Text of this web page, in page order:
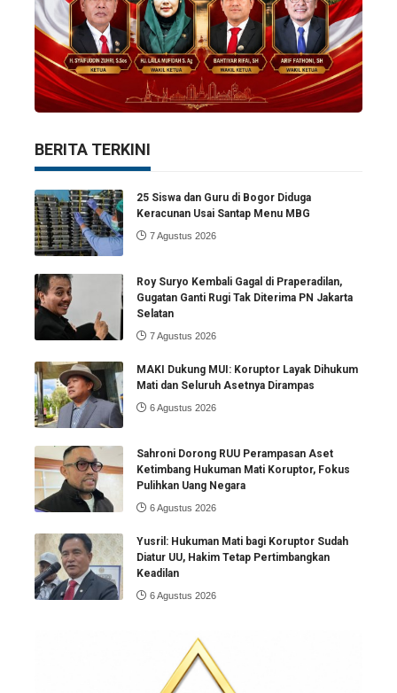
BERITA TERKINI
25 Siswa dan Guru di Bogor Diduga
Keracunan Usai Santap Menu MBG
7 Agustus 2026
Roy Suryo Kembali Gagal di Praperadilan,
Gugatan Ganti Rugi Tak Diterima PN Jakarta
Selatan
7 Agustus 2026
MAKI Dukung MUI: Koruptor Layak Dihukum
Mati dan Seluruh Asetnya Dirampas
6 Agustus 2026
Sahroni Dorong RUU Perampasan Aset
Ketimbang Hukuman Mati Koruptor, Fokus
Pulihkan Uang Negara
6 Agustus 2026
Yusril: Hukuman Mati bagi Koruptor Sudah
Diatur UU, Hakim Tetap Pertimbangkan
Keadilan
6 Agustus 2026